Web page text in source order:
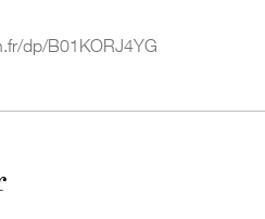
dp/B01KORJ4YG